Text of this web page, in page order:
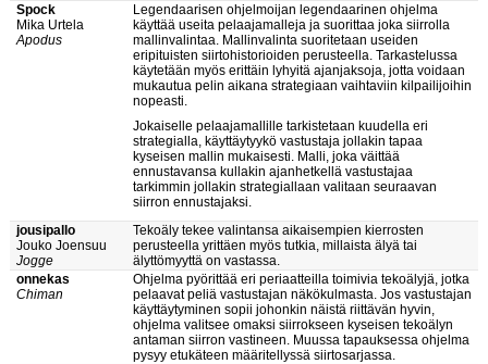
Spock
Mika Urtela
Apodus
Legendaarisen ohjelmoijan legendaarinen ohjelma
käyttää useita pelaajamalleja ja suorittaa joka siirrolla
mallinvalintaa. Mallinvalinta suoritetaan useiden
eripituisten siirtohistorioiden perusteella. Tarkastelussa
käytetään myös erittäin lyhyitä ajanjaksoja, jotta voidaan
mukautua pelin aikana strategiaan vaihtaviin kilpailijoihin
nopeasti.
Jokaiselle pelaajamallille tarkistetaan kuudella eri
strategialla, käyttäytyykö vastustaja jollakin tapaa
kyseisen mallin mukaisesti. Malli, joka väittää
ennustavansa kullakin ajanhetkellä vastustajaa
tarkimmin jollakin strategiallaan valitaan seuraavan
siirron ennustajaksi.
jousipallo
Jouko Joensuu
Jogge
Tekoäly tekee valintansa aikaisempien kierrosten
perusteella yrittäen myös tutkia, millaista älyä tai
älyttömyyttä on vastassa.
onnekas
Chiman
Ohjelma pyörittää eri periaatteilla toimivia tekoälyjä, jotka
pelaavat peliä vastustajan näkökulmasta. Jos vastustajan
käyttäytyminen sopii johonkin näistä riittävän hyvin,
ohjelma valitsee omaksi siirrokseen kyseisen tekoälyn
antaman siirron vastineen. Muussa tapauksessa ohjelma
pysyy etukäteen määritellyssä siirtosarjassa.